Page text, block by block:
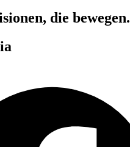
die bewegen.